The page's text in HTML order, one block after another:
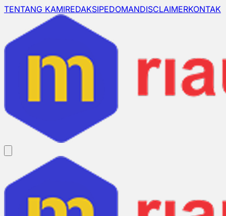
TENTANG KAMIREDAKSIPEDOMANDISCLAIMERKONTAK